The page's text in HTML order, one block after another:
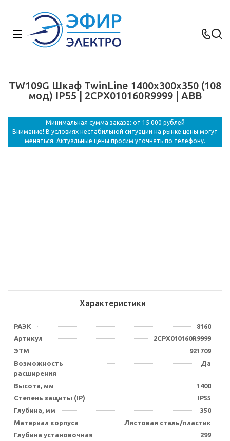
TW109G Шкаф TwinLine 1400x300x350 (108
мод) IP55 | 2CPX010160R9999 | ABB
Минимальная сумма заказа: от 15 000 рублей
Внимание! В условиях нестабильной ситуации на рынке цены могут
меняться. Актуальные цены просим уточнять по телефону.
Характеристики
РАЭК
8160
Артикул
2CPX010160R9999
ЭТМ
921709
Возможность
расширения
Да
Высота, мм
1400
Степень защиты (IP)
IP55
Глубина, мм
350
Материал корпуса
Листовая сталь/пластик
Глубина установочная
299